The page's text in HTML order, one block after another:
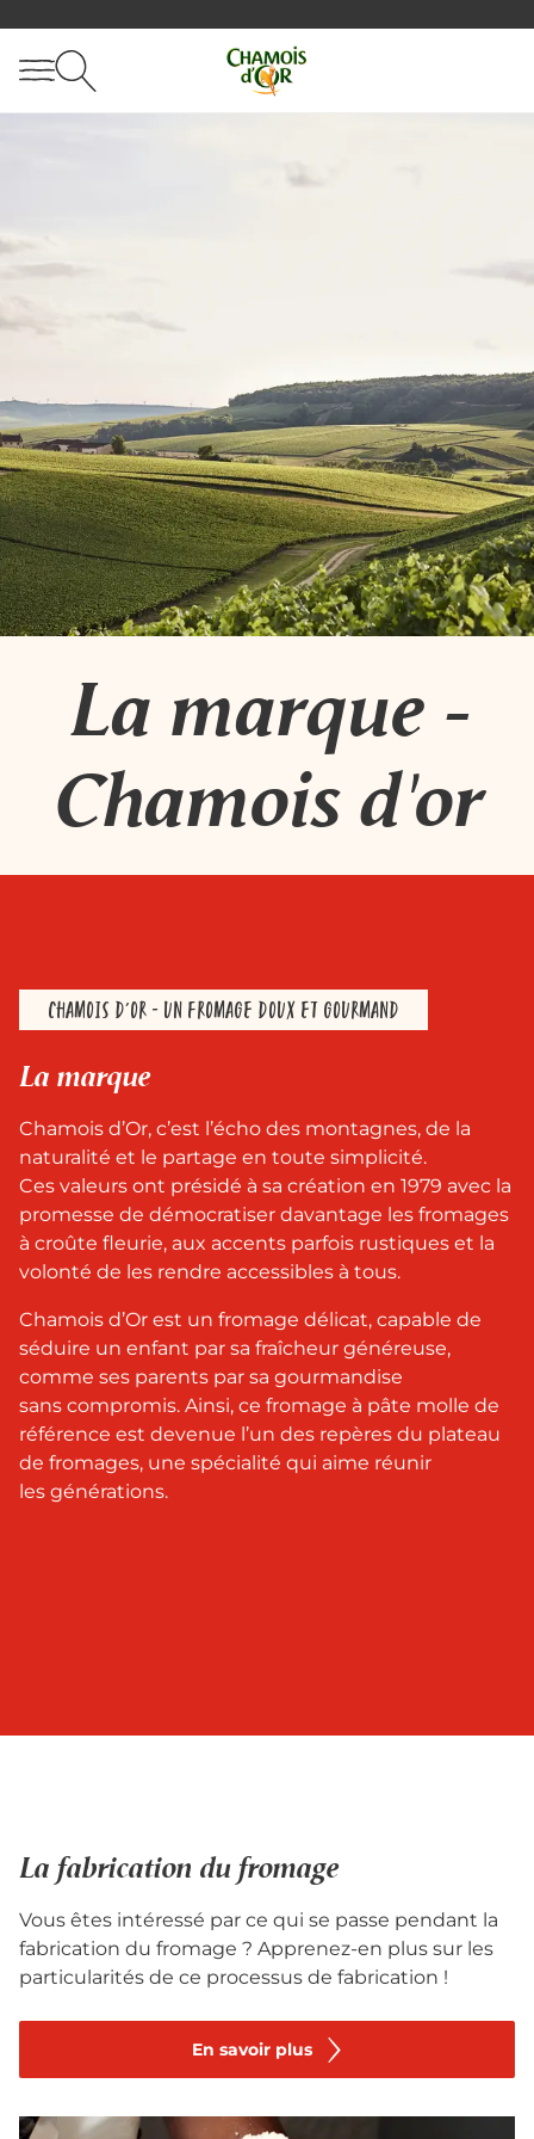
La marque -
Chamois d'or
CHAMOIS D'OR - UN FROMAGE DOUX ET GOURMAND
La marque
Chamois d’Or, c’est l’écho des montagnes, de la
naturalité et le partage en toute simplicité.
Ces valeurs ont présidé à sa création en 1979 avec la
promesse de démocratiser davantage les fromages
à croûte fleurie, aux accents parfois rustiques et la
volonté de les rendre accessibles à tous.​
Chamois d’Or est un fromage délicat, capable de
séduire un enfant par sa fraîcheur généreuse,
comme ses parents par sa gourmandise
sans compromis. Ainsi, ce fromage à pâte molle de
référence est devenue l’un des repères du plateau
de fromages, une spécialité qui aime réunir
les générations. ​
La fabrication du fromage
Vous êtes intéressé par ce qui se passe pendant la
fabrication du fromage ? Apprenez-en plus sur les
particularités de ce processus de fabrication !
En savoir plus